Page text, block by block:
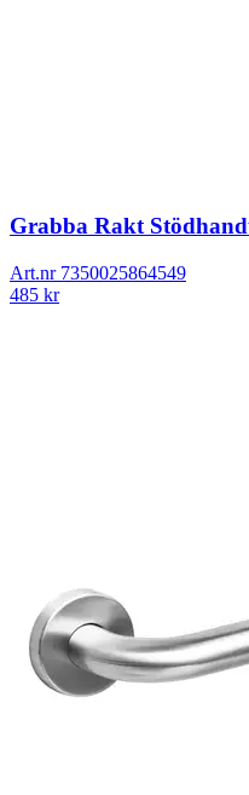
Grabba Rakt
Art.nr 7350025864549
485 kr